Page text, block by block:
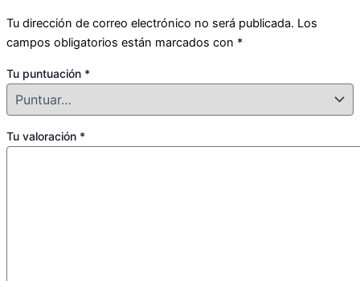
Tu dirección de correo electrónico no será publicada. Los
campos obligatorios están marcados con *
Tu puntuación *
Tu valoración *